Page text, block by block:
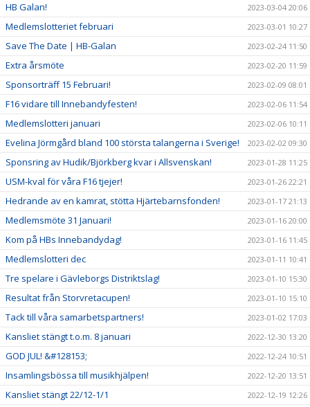
HB Galan! 2023-03-04 20:06
Medlemslotteriet februari 2023-03-01 10:27
Save The Date | HB-Galan 2023-02-24 11:50
Extra årsmöte 2023-02-20 11:59
Sponsorträff 15 Februari! 2023-02-09 08:01
F16 vidare till Innebandyfesten! 2023-02-06 11:54
Medlemslotteri januari 2023-02-06 10:11
Evelina Jörmgård bland 100 största talangerna i Sverige! 2023-02-02 09:30
Sponsring av Hudik/Björkberg kvar i Allsvenskan! 2023-01-28 11:25
USM-kval för våra F16 tjejer! 2023-01-26 22:21
Hedrande av en kamrat, stötta Hjärtebarnsfonden! 2023-01-17 21:13
Medlemsmöte 31 Januari! 2023-01-16 20:00
Kom på HBs Innebandydag! 2023-01-16 11:45
Medlemslotteri dec 2023-01-11 10:41
Tre spelare i Gävleborgs Distriktslag! 2023-01-10 15:30
Resultat från Storvretacupen! 2023-01-10 15:10
Tack till våra samarbetspartners! 2023-01-02 17:03
Kansliet stängt t.o.m. 8 januari 2022-12-30 13:20
GOD JUL! &#128153; 2022-12-24 10:51
Insamlingsbössa till musikhjälpen! 2022-12-20 13:51
Kansliet stängt 22/12-1/1 2022-12-19 12:26